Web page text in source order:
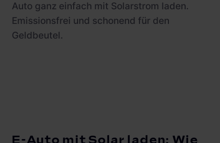
Auto ganz einfach mit Solarstrom laden.
Emissionsfrei und schonend für den
Geldbeutel.